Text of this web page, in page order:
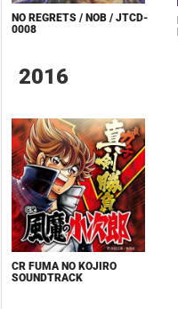
NO REGRETS / NOB / JTCD-
0008
2016
CR FUMA NO KOJIRO
SOUNDTRACK